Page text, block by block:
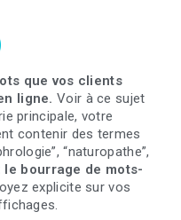
que vos clients
ligne. Voir à ce sujet
principale, votre
contenir des termes
“naturopathe”,
le bourrage de mots-
explicite sur vos